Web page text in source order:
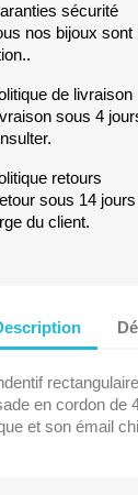
sécurité
nos bijoux
de livraison
sous 4
retours
sous 14
du client.
en cordon de
et son émail